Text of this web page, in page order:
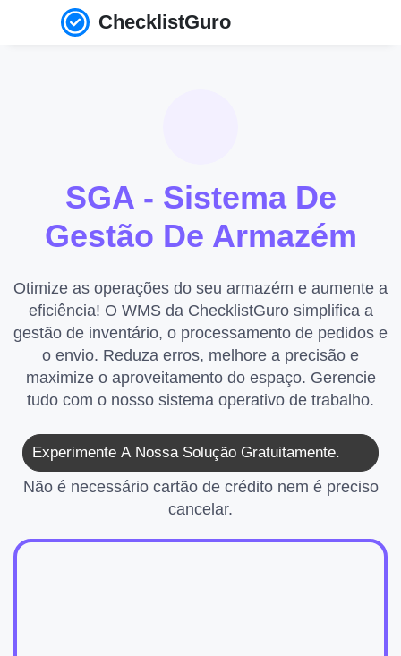
ChecklistGuro
SGA - Sistema De
Gestão De Armazém
Otimize as operações do seu armazém e aumente a
eficiência! O WMS da ChecklistGuro simplifica a
gestão de inventário, o processamento de pedidos e
o envio. Reduza erros, melhore a precisão e
maximize o aproveitamento do espaço. Gerencie
tudo com o nosso sistema operativo de trabalho.
Experimente A Nossa Solução Gratuitamente.
Não é necessário cartão de crédito nem é preciso
cancelar.